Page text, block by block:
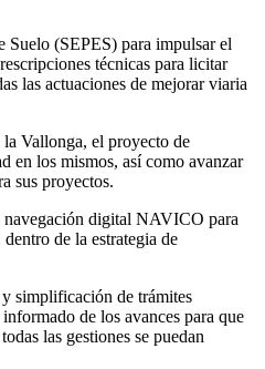
Suelo (SEPES) para impulsar el
técnicas para licitar
las actuaciones de mejorar viaria
Vallonga, el proyecto de
en los mismos, así como avanzar
sus proyectos.
navegación digital NAVICO para
de la estrategia de
simplificación de trámites
de los avances para que
las gestiones se puedan